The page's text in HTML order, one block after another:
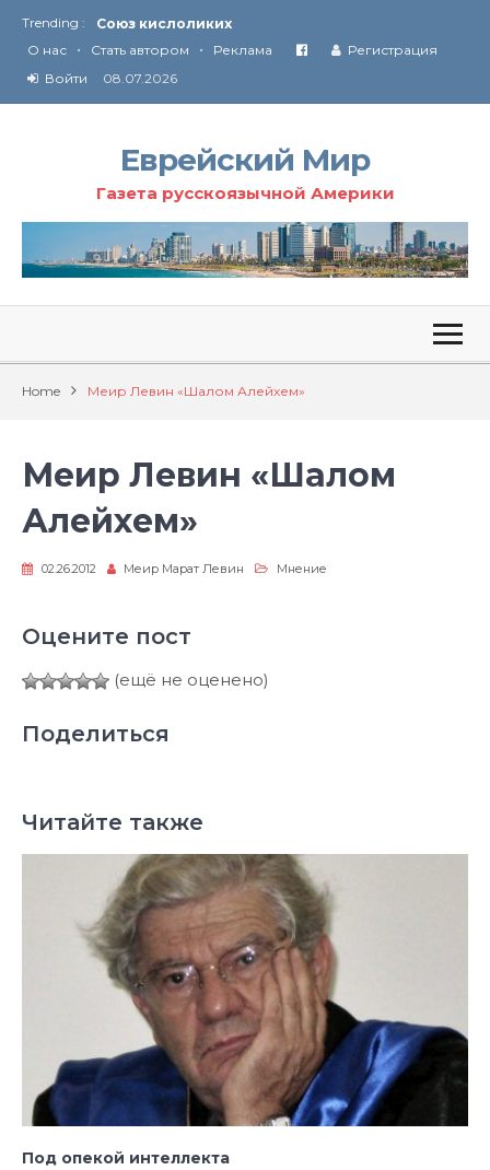
Trending :
Союз кислоликих
Соглашение США с Ираном
Технология Революции в Иране
О нас • Стать автором • Реклама
Регистрация
Войти
08.07.2026
Еврейский Мир
Газета русскоязычной Америки
Home Меир Левин «Шалом Алейхем»
Меир Левин «Шалом
Алейхем»
02.26.2012 Меир Марат Левин Мнение
Оцените пост
(ещё не оценено)
Поделиться
Читайте также
Под опекой интеллекта